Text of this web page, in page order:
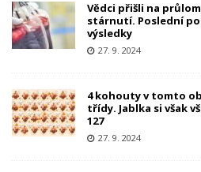
Vědci přišli na
stárnutí. Poslední
výsledky
27. 9. 2024
4 kohouty v tomto
třídy. Jablka si však
127
27. 9. 2024